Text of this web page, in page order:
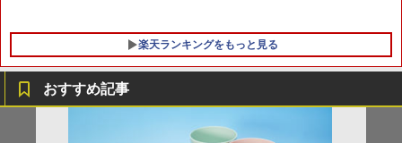
5
[Switch 2] スプラトゥーン レイダース
（ダウンロード版）※4,800ポイントま
楽天ランキングをもっと見る
【中古】大乱闘スマッシュブラザーズX
【中古】 ルドルフとイッパイアッテナ
[レンタル落ち] [Blu-ray] [ブルーレイ]
おすすめ記事